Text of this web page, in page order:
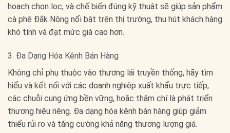
hoạch chọn lọc, và chế biến đúng kỹ thuật sẽ giúp sản phẩm
cà phê Đắk Nông nổi bật trên thị trường, thu hút khách hàng
khó tính và đạt mức giá cao hơn.
3. Đa Dạng Hóa Kênh Bán Hàng
Không chỉ phụ thuộc vào thương lái truyền thống, hãy tìm
hiểu và kết nối với các doanh nghiệp xuất khẩu trực tiếp,
các chuỗi cung ứng bền vững, hoặc thậm chí là phát triển
thương hiệu riêng. Đa dạng hóa kênh bán hàng giúp giảm
thiểu rủi ro và tăng cường khả năng thương lượng giá.